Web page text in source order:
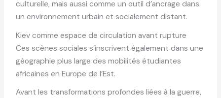
culturelle, mais aussi comme un outil d’ancrage dans
un environnement urbain et socialement distant.
Kiev comme espace de circulation avant rupture
Ces scènes sociales s’inscrivent également dans une
géographie plus large des mobilités étudiantes
africaines en Europe de l’Est.
Avant les transformations profondes liées à la guerre,